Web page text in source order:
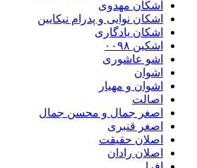
اشکان مهدوی
اشکان نوایی و پدرام نیکایین
اشکان یادگاری
اشکین ۰۰۹۸
اشو عاشوری
اشوان
اشوان و مهیار
اصالت
اصغر جمال و محسن جمال
اصغر قنبری
اصلان حقیقت
اصلان رادان